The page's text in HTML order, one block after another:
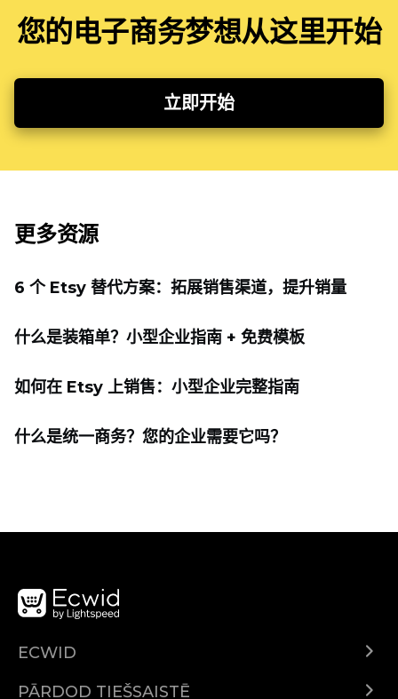
您的电子商务梦想从这里开始
立即开始
更多资源
6 个 Etsy 替代方案：拓展销售渠道，提升销量
什么是装箱单？小型企业指南 + 免费模板
如何在 Etsy 上销售：小型企业完整指南
什么是统一商务？您的企业需要它吗？
ECWID
PĀRDOD TIEŠSAISTĒ